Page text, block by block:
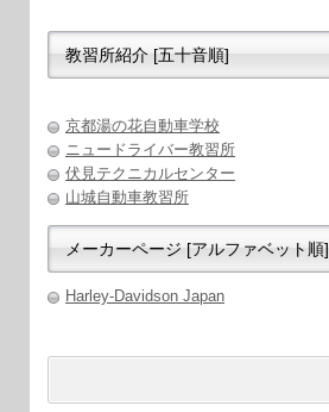
教習所紹介 [五十音順]
京都湯の花自動車学校
ニュードライバー教習所
伏見テクニカルセンター
山城自動車教習所
メーカーページ [アルファベット順]
Harley-Davidson Japan